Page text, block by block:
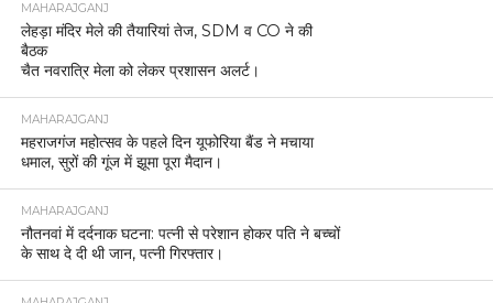
MAHARAJGANJ
लेहड़ा मंदिर मेले की तैयारियां तेज, SDM व CO ने की
बैठक
चैत नवरात्रि मेला को लेकर प्रशासन अलर्ट।
MAHARAJGANJ
महराजगंज महोत्सव के पहले दिन यूफोरिया बैंड ने मचाया
धमाल, सुरों की गूंज में झूमा पूरा मैदान।
MAHARAJGANJ
नौतनवां में दर्दनाक घटना: पत्नी से परेशान होकर पति ने बच्चों
के साथ दे दी थी जान, पत्नी गिरफ्तार।